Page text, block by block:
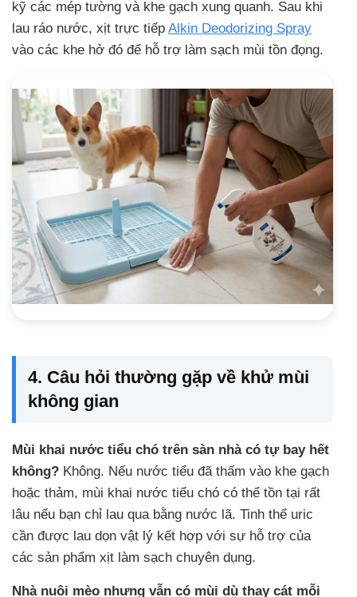
kỹ các mép tường và khe gạch xung quanh. Sau khi
lau ráo nước, xịt trực tiếp Alkin Deodorizing Spray
vào các khe hở đó để hỗ trợ làm sạch mùi tồn đọng.
4. Câu hỏi thường gặp về khử mùi
không gian
Mùi khai nước tiểu chó trên sàn nhà có tự bay hết
không? Không. Nếu nước tiểu đã thấm vào khe gạch
hoặc thảm, mùi khai nước tiểu chó có thể tồn tại rất
lâu nếu bạn chỉ lau qua bằng nước lã. Tinh thể uric
cần được lau dọn vật lý kết hợp với sự hỗ trợ của
các sản phẩm xịt làm sạch chuyên dụng.
Nhà nuôi mèo nhưng vẫn có mùi dù thay cát mỗi